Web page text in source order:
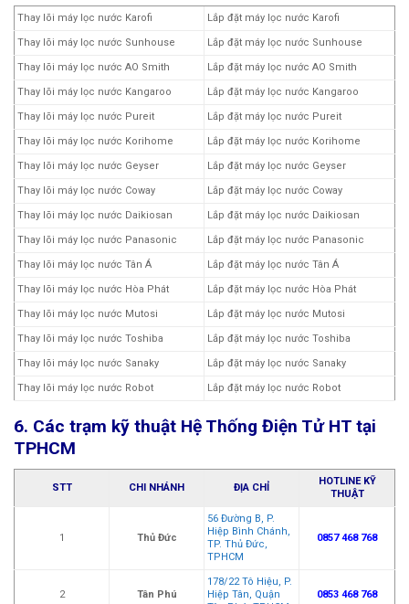
Thay lõi máy lọc nước Karofi Lắp đặt máy lọc nước Karofi
Thay lõi máy lọc nước Sunhouse Lắp đặt máy lọc nước Sunhouse
Thay lõi máy lọc nước AO Smith Lắp đặt máy lọc nước AO Smith
Thay lõi máy lọc nước Kangaroo Lắp đặt máy lọc nước Kangaroo
Thay lõi máy lọc nước Pureit Lắp đặt máy lọc nước Pureit
Thay lõi máy lọc nước Korihome Lắp đặt máy lọc nước Korihome
Thay lõi máy lọc nước Geyser Lắp đặt máy lọc nước Geyser
Thay lõi máy lọc nước Coway Lắp đặt máy lọc nước Coway
Thay lõi máy lọc nước Daikiosan Lắp đặt máy lọc nước Daikiosan
Thay lõi máy lọc nước Panasonic Lắp đặt máy lọc nước Panasonic
Thay lõi máy lọc nước Tân Á Lắp đặt máy lọc nước Tân Á
Thay lõi máy lọc nước Hòa Phát Lắp đặt máy lọc nước Hòa Phát
Thay lõi máy lọc nước Mutosi Lắp đặt máy lọc nước Mutosi
Thay lõi máy lọc nước Toshiba Lắp đặt máy lọc nước Toshiba
Thay lõi máy lọc nước Sanaky Lắp đặt máy lọc nước Sanaky
Thay lõi máy lọc nước Robot Lắp đặt máy lọc nước Robot
6. Các trạm kỹ thuật Hệ Thống Điện Tử HT tại
TPHCM
STT CHI NHÁNH ĐỊA CHỈ
HOTLINE KỸ
THUẬT
1 Thủ Đức
56 Đường B, P.
Hiệp Bình Chánh,
TP. Thủ Đức,
TPHCM
0857 468 768
2 Tân Phú
178/22 Tô Hiệu, P.
Hiệp Tân, Quận
0853 468 768